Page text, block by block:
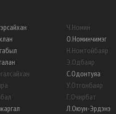
Ч.Номин
О.Номинчимэг
Н.Номтойбаяр
Э.Одбаяр
С.Одонтуяа
У.Отгонбаяр
Г.Очирбат
Л.Оюун-Эрдэнэ